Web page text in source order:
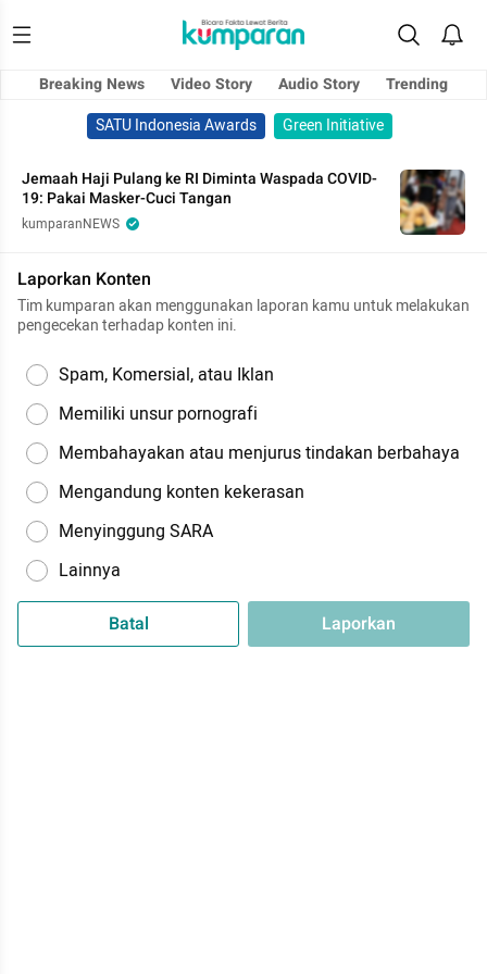
Breaking News Video Story Audio Story
Trending
SATU Indonesia Awards
Green Initiative
Jemaah Haji Pulang ke RI Diminta Waspada COVID-
19: Pakai Masker-Cuci Tangan
kumparanNEWS
Laporkan Konten
Tim kumparan akan menggunakan laporan kamu untuk melakukan
pengecekan terhadap konten ini.
Spam, Komersial, atau Iklan
Memiliki unsur pornografi
Membahayakan atau menjurus tindakan berbahaya
Mengandung konten kekerasan
Menyinggung SARA
Lainnya
Batal Laporkan